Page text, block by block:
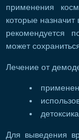
применения
которые
рекомендуется
может
Лечение от
Для выведения